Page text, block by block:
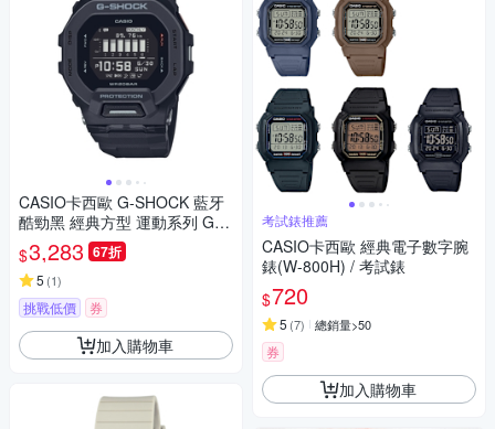
CASIO卡西歐 G-SHOCK 藍牙
酷勁黑 經典方型 運動系列 GB
D-200-1_45.9mm
$3,283 67折
5 (1)
挑戰低價 券
加入購物車
考試錶推薦
CASIO卡西歐 經典電子數字腕
錶(W-800H) / 考試錶
$720
5 (7) 總銷量>50
券
加入購物車